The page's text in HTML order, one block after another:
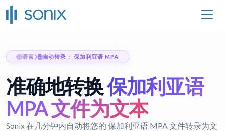
语言 自动转录： 保加利亚语 MPA
准确地转换保加利亚语
MPA 文件为文本
Sonix 在几分钟内自动将您的 保加利亚语 MPA 文件转录为文